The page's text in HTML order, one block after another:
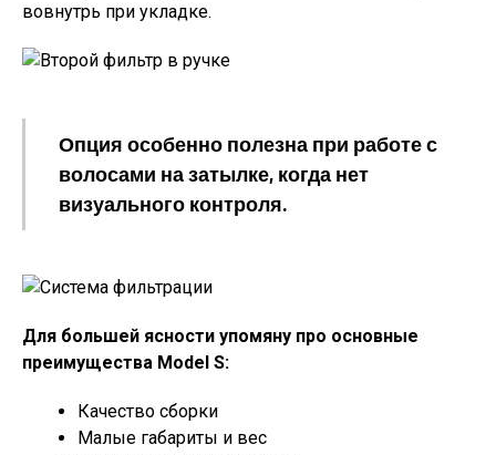
вовнутрь при укладке.
Опция особенно полезна при работе с
волосами на затылке, когда нет
визуального контроля.
Для большей ясности упомяну про основные
преимущества Model S:
Качество сборки
Малые габариты и вес